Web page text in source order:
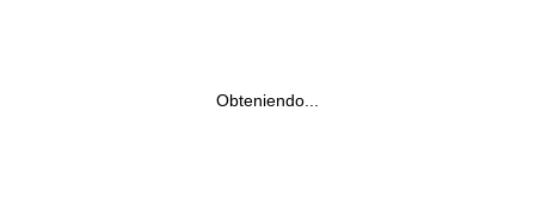
Obteniendo...